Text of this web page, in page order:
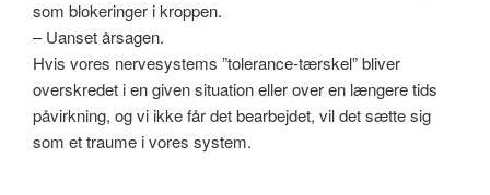
som blokeringer i kroppen.
– Uanset årsagen.
Hvis vores nervesystems ”tolerance-tærskel” bliver
overskredet i en given situation eller over en længere tids
påvirkning, og vi ikke får det bearbejdet, vil det sætte sig
som et traume i vores system.